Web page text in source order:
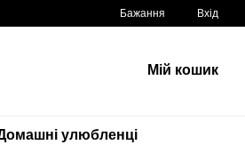
Бажання Вхід
Мій кошик
улюбленці